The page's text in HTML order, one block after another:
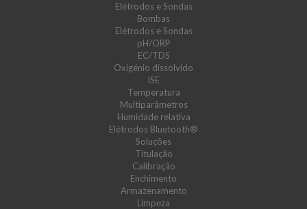
Elétrodos e Sondas
Bombas
Elétrodos e Sondas
pH/ORP
EC/TDS
Oxigénio dissolvido
ISE
Temperatura
Multiparâmetros
Humidade relativa
Elétrodos Bluetooth®
Soluções
Titulação
Calibração
Enchimento
Armazenamento
Limpeza